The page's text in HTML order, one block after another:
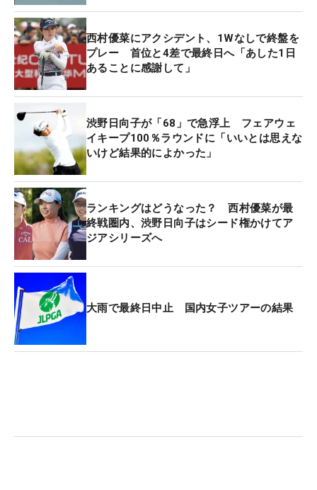
西村優菜にアクシデント、1Wなしで終盤を
プレー 首位と4差で最終日へ「あした1日
あることに感謝して」
渋野日向子が「68」で急浮上 フェアウェ
イキープ100％ラウンドに「いいとは思えな
いけど結果的によかった」
ランキングはどうなった？ 西村優菜が最
終戦圏内、渋野日向子はシード権かけてア
ジアシリーズへ
大雨で最終日中止 国内女子ツアーの結果